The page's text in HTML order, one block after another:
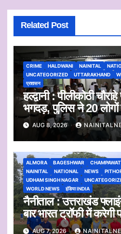
Related Post
CRIME HALDWANI NAINITAL
UNCATEGORIZED
UTTARAKHAND
प्रशासन
हल्द्वानी : पीलीकोठी
भगदड़, पुलिस ने 20 लोगों
AUG 8, 2026
ALMORA BAGESHWAR CHAMPAWAT
NAINITAL
NATIONAL NEWS
UDHAM SINGH NAGAR
WORLD NEWS
इंडिया INDIA
नैनीताल : उत्तराखंड
बार भारत ट्रॉफी में करेगी
AUG 7, 2026